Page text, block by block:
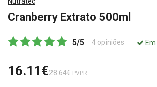
Cranberry Extrato 500ml
5/5 4 opiniões
16.11€28.64€ PVPR